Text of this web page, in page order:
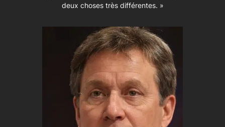
deux choses très différentes. »